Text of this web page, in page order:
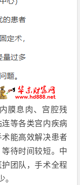
膜息肉、 宫腔残
等各类宫内疾病
能高效解决患者
待时间较短。中
团队，手术全程
。